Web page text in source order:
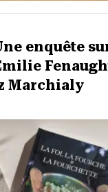
enquête
Marchialy